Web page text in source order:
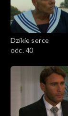
Dzikie serce
odc. 40